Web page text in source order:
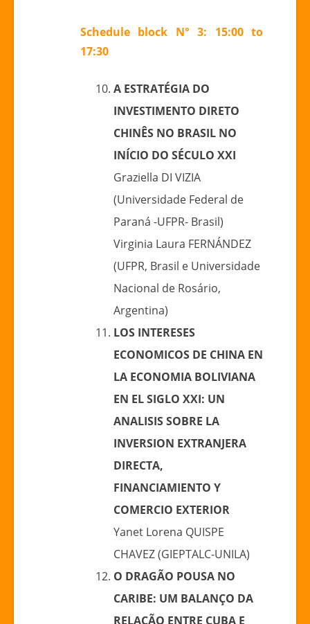
Schedule block N° 3: 15:00 to
17:30
A ESTRATÉGIA DO
INVESTIMENTO DIRETO
CHINÊS NO BRASIL NO
INÍCIO DO SÉCULO XXI
Graziella DI VIZIA
(Universidade Federal de
Paraná -UFPR- Brasil)
Virginia Laura FERNÁNDEZ
(UFPR, Brasil e Universidade
Nacional de Rosário,
Argentina)
LOS INTERESES
ECONOMICOS DE CHINA EN
LA ECONOMIA BOLIVIANA
EN EL SIGLO XXI: UN
ANALISIS SOBRE LA
INVERSION EXTRANJERA
DIRECTA,
FINANCIAMIENTO Y
COMERCIO EXTERIOR
Yanet Lorena QUISPE
CHAVEZ (GIEPTALC-UNILA)
O DRAGÃO POUSA NO
CARIBE: UM BALANÇO DA
RELAÇÃO ENTRE CUBA E